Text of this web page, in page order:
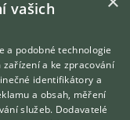
vašich
a podobné technologie
a ke zpracování
identifikátory a
a obsah, měření
služeb. Dodavatelé